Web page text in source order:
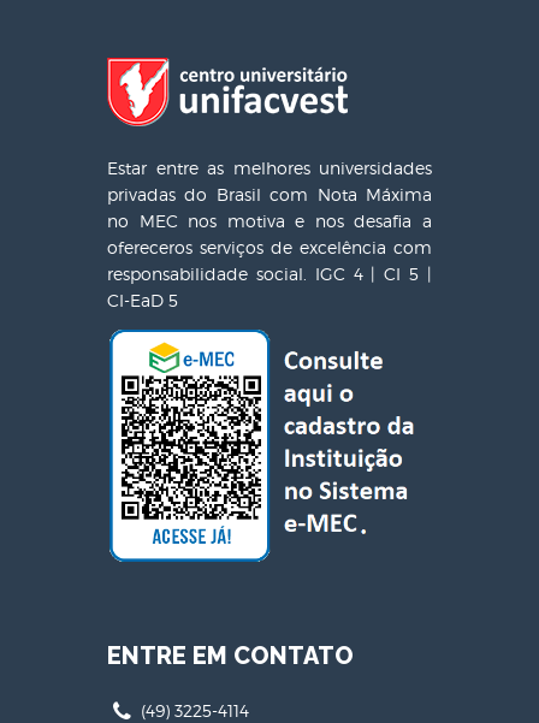
Estar entre as melhores universidades
privadas do Brasil com Nota Máxima
no MEC nos motiva e nos desafia a
ofereceros serviços de excelência com
responsabilidade social. IGC 4 | CI 5 |
CI-EaD 5
ENTRE EM CONTATO
(49) 3225-4114